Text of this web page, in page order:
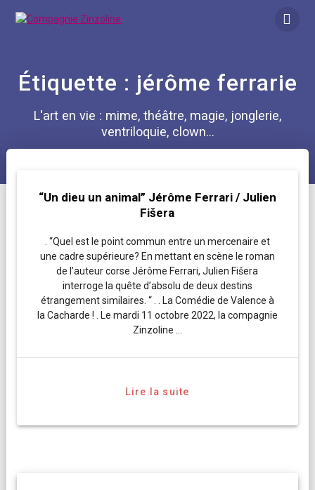
Étiquette : jérôme ferrarie
L'art en vie : mime, théâtre, magie, jonglerie,
ventriloquie, clown...
“Un dieu un animal” Jérôme Ferrari / Julien
Fišera
. “Quel est le point commun entre un mercenaire et
une cadre supérieure? En mettant en scène le roman
de l’auteur corse Jérôme Ferrari, Julien Fišera
interroge la quête d’absolu de deux destins
étrangement similaires. “ . . La Comédie de Valence à
la Cacharde ! . Le mardi 11 octobre 2022, la compagnie
Zinzoline …
Lire la suite